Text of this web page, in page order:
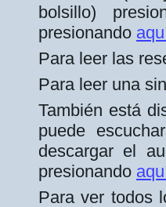
bolsillo)
presionando
Para leer las
Para leer una
También está
puede
descargar el
presionando
Para ver todos